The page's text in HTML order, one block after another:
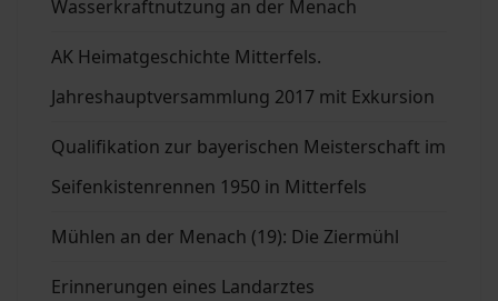
Wasserkraftnutzung an der Menach
AK Heimatgeschichte Mitterfels.
Jahreshauptversammlung 2017 mit Exkursion
Qualifikation zur bayerischen Meisterschaft im
Seifenkistenrennen 1950 in Mitterfels
Mühlen an der Menach (19): Die Ziermühl
Erinnerungen eines Landarztes